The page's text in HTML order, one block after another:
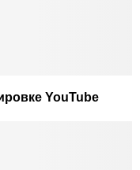
YouTube